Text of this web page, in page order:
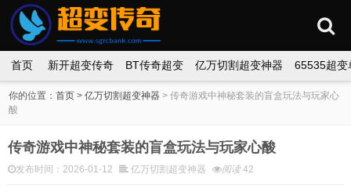
首页 新开超变传奇 BT传奇超变 亿万切割超变神器 65535超变
你的位置：首页 >亿万切割超变神器 > 传奇游戏中神秘套装的盲盒玩法与玩家心
酸
传奇游戏中神秘套装的盲盒玩法与玩家心酸
发布时间：2026-01-12 亿万切割超变神器 阅读 42